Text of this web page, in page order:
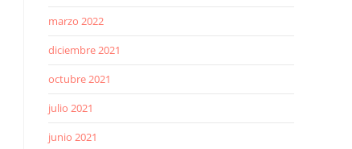
marzo 2022
diciembre 2021
octubre 2021
julio 2021
junio 2021